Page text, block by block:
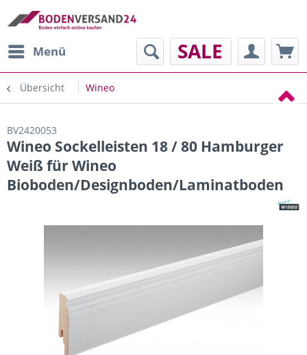
Menü SALE
Übersicht Wineo
BV2420053
Wineo Sockelleisten 18 / 80 Hamburger
Weiß für Wineo
Bioboden/Designboden/Laminatboden